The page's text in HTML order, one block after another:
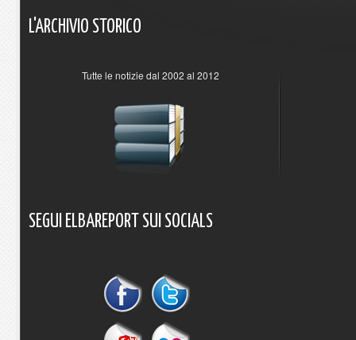
L'ARCHIVIO STORICO
Tutte le notizie dal 2002 al 2012
SEGUI ELBAREPORT SUI SOCIALS